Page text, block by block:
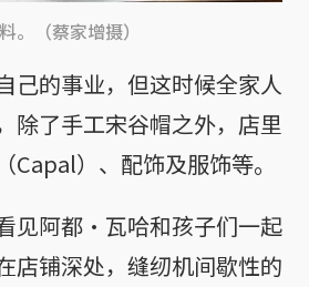
。（蔡家增摄）
己的事业，但这时候全家人
除了手工宋谷帽之外，店里
Capal）、配饰及服饰等。
见阿都·瓦哈和孩子们一起
店铺深处，缝纫机间歇性的